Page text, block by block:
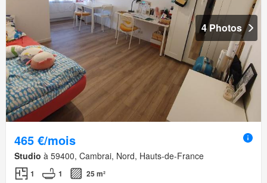
4 Photos
465 €/mois
Studio à 59400, Cambrai, Nord, Hauts-de-France
1 1
25 m²